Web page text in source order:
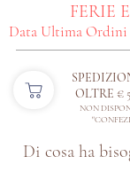
Di cosa ha
OLTRE €
NON
FERIE
Data Ultima Ordini